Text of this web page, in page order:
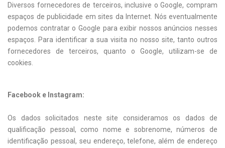
Diversos fornecedores de terceiros, inclusive o Google, compram
espaços de publicidade em sites da Internet. Nós eventualmente
podemos contratar o Google para exibir nossos anúncios nesses
espaços. Para identificar a sua visita no nosso site, tanto outros
fornecedores de terceiros, quanto o Google, utilizam-se de
cookies.
Facebook e Instagram:
Os dados solicitados neste site consideramos os dados de
qualificação pessoal, como nome e sobrenome, números de
identificação pessoal, seu endereço, telefone, além de endereço